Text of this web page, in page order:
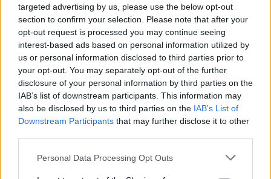
targeted advertising by us, please use the below opt-out
section to confirm your selection. Please note that after your
opt-out request is processed you may continue seeing
interest-based ads based on personal information utilized by
us or personal information disclosed to third parties prior to
your opt-out. You may separately opt-out of the further
disclosure of your personal information by third parties on the
IAB’s list of downstream participants. This information may
also be disclosed by us to third parties on the IAB’s List of
Downstream Participants that may further disclose it to other
Please note that this website/app uses one or more Google
Personal Data Processing Opt Outs
καθιστώντας την ηλεκτρική κινητικότητα πιο
προσιτή από ποτέ. Με τη νέαέκδοση e-C3
“Urban”, η Citroen κάνει ένα ακόμη βήμα προς
τον εκδημοκρατισμό της ηλεκτρικής
κινητικότητας. Σχεδιασμένη για να καλύπτει τις
ανάγκες των καθημερινών μετακινήσεων εντός
πόλης και προαστίων, διαθέτει μπαταρία LFP
χωρητικότητας 30 kWh, η οποία προσφέρει έως
212 km αυτονομίας (συνδυασμένος κύκλος
WLTP) και έως 302 km σε αστική χρήση.